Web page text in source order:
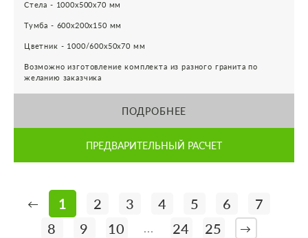
Стела - 1000х500х70 мм
Тумба - 600х200х150 мм
Цветник - 1000/600х50х70 мм
Возможно изготовление комплекта из разного гранита по
желанию заказчика
ПОДРОБНЕЕ
ПРЕДВАРИТЕЛЬНЫЙ РАСЧЕТ
← 1 2 3 4 5 6
7
8
9 10 ... 24 25 →